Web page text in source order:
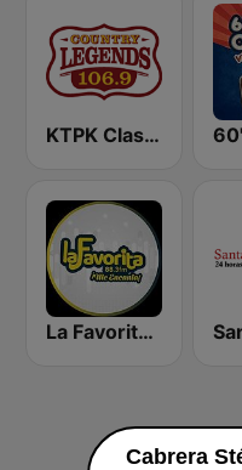
KTPK Classic Country 106.9
La Favorita 88.3 FM